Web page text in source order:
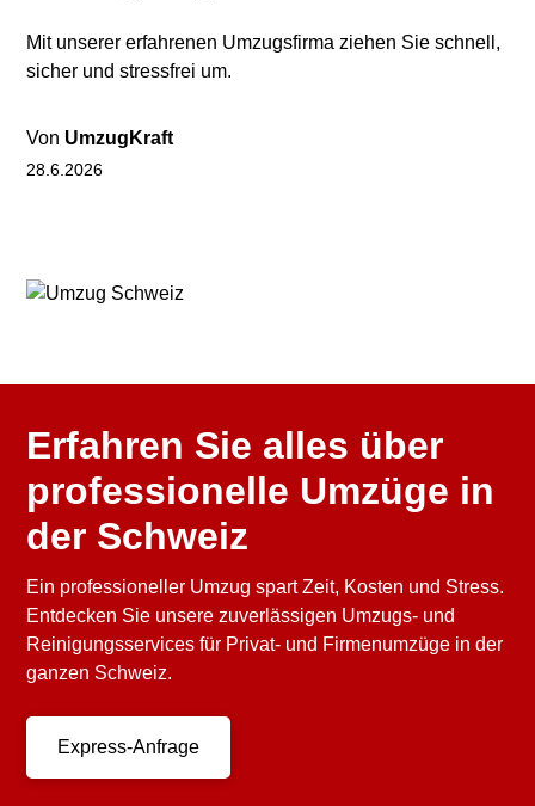
Mit unserer erfahrenen Umzugsfirma ziehen Sie schnell,
sicher und stressfrei um.
Von UmzugKraft
28.6.2026
Erfahren Sie alles über
professionelle Umzüge in
der Schweiz
Ein professioneller Umzug spart Zeit, Kosten und Stress.
Entdecken Sie unsere zuverlässigen Umzugs- und
Reinigungsservices für Privat- und Firmenumzüge in der
ganzen Schweiz.
Express-Anfrage